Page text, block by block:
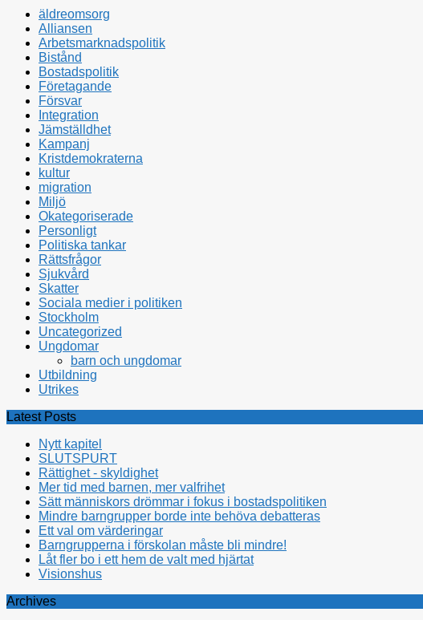
äldreomsorg
Alliansen
Arbetsmarknadspolitik
Bistånd
Bostadspolitik
Företagande
Försvar
Integration
Jämställdhet
Kampanj
Kristdemokraterna
kultur
migration
Miljö
Okategoriserade
Personligt
Politiska tankar
Rättsfrågor
Sjukvård
Skatter
Sociala medier i politiken
Stockholm
Uncategorized
Ungdomar
barn och ungdomar
Utbildning
Utrikes
Latest Posts
Nytt kapitel
SLUTSPURT
Rättighet - skyldighet
Mer tid med barnen, mer valfrihet
Sätt människors drömmar i fokus i bostadspolitiken
Mindre barngrupper borde inte behöva debatteras
Ett val om värderingar
Barngrupperna i förskolan måste bli mindre!
Låt fler bo i ett hem de valt med hjärtat
Visionshus
Archives